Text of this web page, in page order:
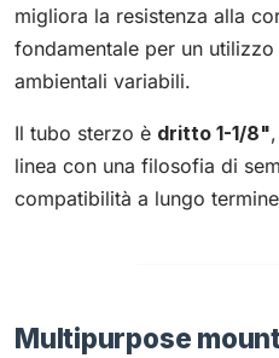
migliora la resistenza alla
fondamentale per un
ambientali variabili.
Il tubo sterzo è dritto 1-1/8"
linea con una filosofia di
compatibilità a lungo
Multipurpose